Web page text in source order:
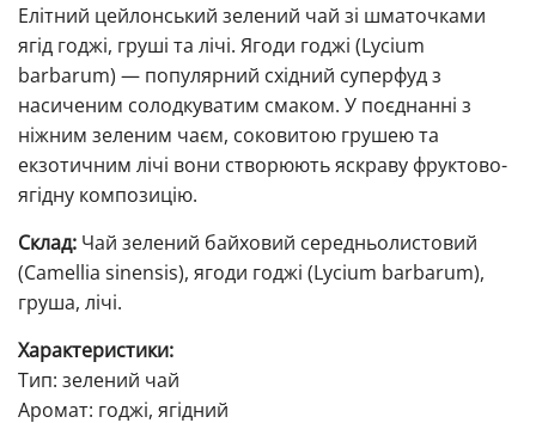
Елітний цейлонський зелений чай зі шматочками
ягід годжі, груші та лічі. Ягоди годжі (Lycium
barbarum) — популярний східний суперфуд з
насиченим солодкуватим смаком. У поєднанні з
ніжним зеленим чаєм, соковитою грушею та
екзотичним лічі вони створюють яскраву фруктово-
ягідну композицію.
Склад: Чай зелений байховий середньолистовий
(Camellia sinensis), ягоди годжі (Lycium barbarum),
груша, лічі.
Характеристики:
Тип: зелений чай
Аромат: годжі, ягідний